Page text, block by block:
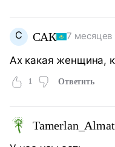
С САК 7 месяцев
Ах какая женщина,
1 Ответить